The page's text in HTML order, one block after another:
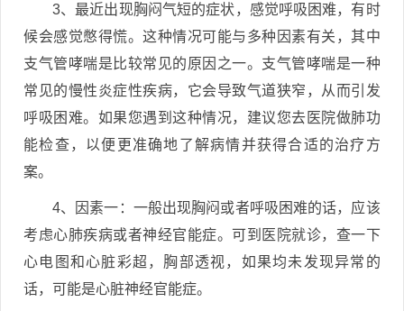
3、最近出现胸闷气短的症状，感觉呼吸困难，有时
候会感觉憋得慌。这种情况可能与多种因素有关，其中
支气管哮喘是比较常见的原因之一。支气管哮喘是一种
常见的慢性炎症性疾病，它会导致气道狭窄，从而引发
呼吸困难。如果您遇到这种情况，建议您去医院做肺功
能检查，以便更准确地了解病情并获得合适的治疗方
案。
4、因素一：一般出现胸闷或者呼吸困难的话，应该
考虑心肺疾病或者神经官能症。可到医院就诊，查一下
心电图和心脏彩超，胸部透视，如果均未发现异常的
话，可能是心脏神经官能症。